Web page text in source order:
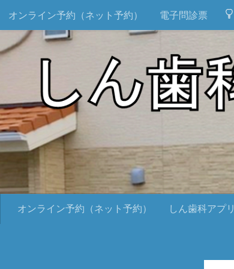
オンライン予約（ネット予約） 電子問診票
オンライン予約（ネット予約） しん歯科アプリ